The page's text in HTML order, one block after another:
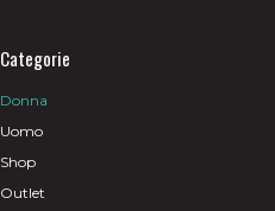
Categorie
Donna
Uomo
Shop
Outlet